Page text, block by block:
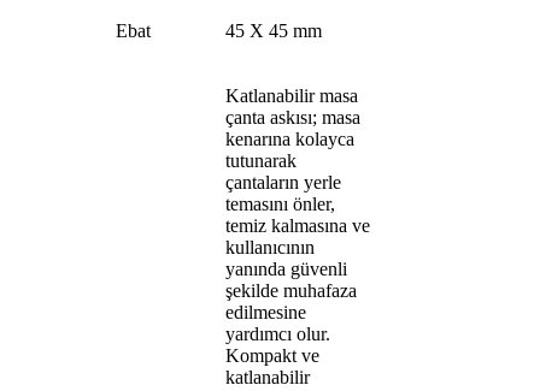
Ebat 45 X 45 mm
Katlanabilir masa
çanta askısı; masa
kenarına kolayca
tutunarak
çantaların yerle
temasını önler,
temiz kalmasına ve
kullanıcının
yanında güvenli
şekilde muhafaza
edilmesine
yardımcı olur.
Kompakt ve
katlanabilir